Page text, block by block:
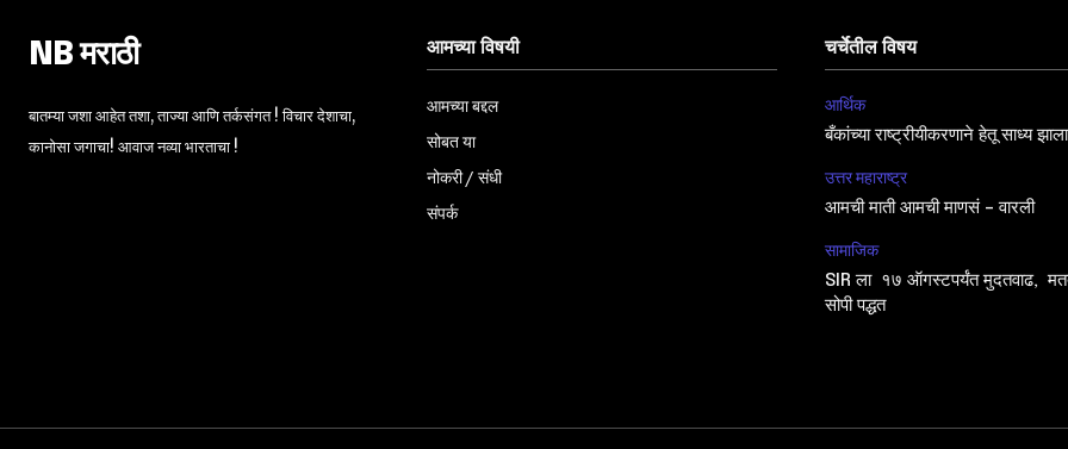
NB मराठी
बातम्या जशा आहेत तशा, ताज्या आणि तर्कसंगत ! विचार देशाचा,
कानोसा जगाचा! आवाज नव्या भारताचा !
आमच्या विषयी
आमच्या बद्दल
सोबत या
नोकरी / संधी
संपर्क
चर्चेतील विषय
आर्थिक
बँकांच्या राष्ट्रीयीकरणाने हेतू साध्य
उत्तर महाराष्ट्र
आमची माती आमची माणसं – वारली
सामाजिक
SIR ला १७ ऑगस्टपर्यंत मुदतवाढ,
सोपी पद्धत